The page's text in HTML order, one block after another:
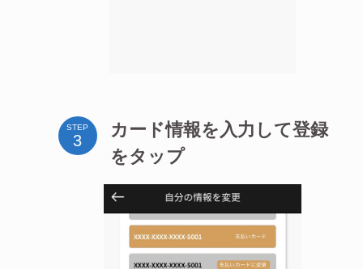
STEP
カード情報を入力して登録
をタップ